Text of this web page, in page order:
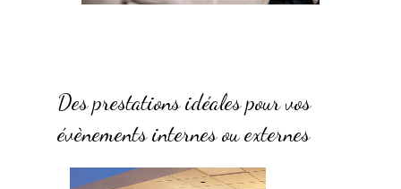
Des prestations idéales pour vos
évènements internes ou externes